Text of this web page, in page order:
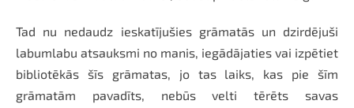
Tad nu nedaudz ieskatījušies grāmatās un dzirdējuši
labumlabu atsauksmi no manis, iegādājaties vai izpētiet
bibliotēkās šīs grāmatas, jo tas laiks, kas pie šīm
grāmatām pavadīts, nebūs velti tērēts savas